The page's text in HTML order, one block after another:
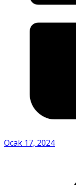
Ocak 17, 2024